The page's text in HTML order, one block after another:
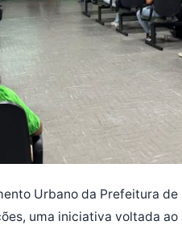
Urbano da Prefeitura de
uma iniciativa voltada